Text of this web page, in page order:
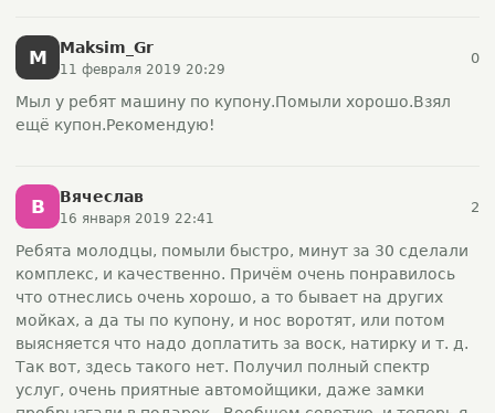
M Maksim_Gr
11 февраля 2019 20:29
0
Мыл у ребят машину по купону.Помыли хорошо.Взял
ещё купон.Рекомендую!
В Вячеслав
16 января 2019 22:41
2
Ребята молодцы, помыли быстро, минут за 30 сделали
комплекс, и качественно. Причём очень понравилось
что отнеслись очень хорошо, а то бывает на других
мойках, а да ты по купону, и нос воротят, или потом
выясняется что надо доплатить за воск, натирку и т. д.
Так вот, здесь такого нет. Получил полный спектр
услуг, очень приятные автомойщики, даже замки